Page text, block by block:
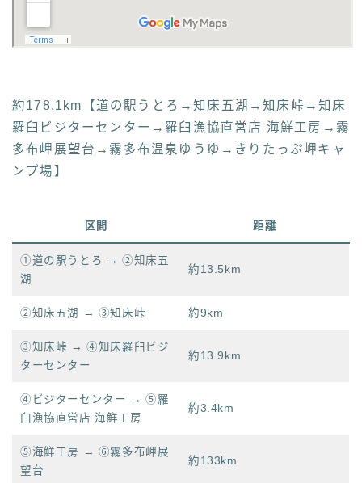
約178.1km【道の駅うとろ→知床五湖→知床峠→知床
羅臼ビジターセンター→羅臼漁協直営店 海鮮工房→霧
多布岬展望台→霧多布温泉ゆうゆ→きりたっぷ岬キャ
ンプ場】
区間 距離
①道の駅うとろ → ②知床五
湖
約13.5km
②知床五湖 → ③知床峠 約9km
③知床峠 → ④知床羅臼ビジ
ターセンター
約13.9km
④ビジターセンター → ⑤羅
臼漁協直営店 海鮮工房
約3.4km
⑤海鮮工房 → ⑥霧多布岬展
望台
約133km